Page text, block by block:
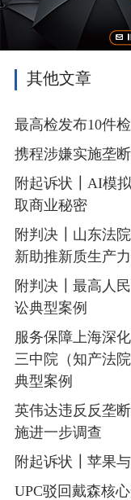
其他文章
最高检发布10件
携程涉嫌实施垄
附起诉状┃AI模
取商业秘密
附判决┃山东法
新助推新质生产
附判决┃最高人
讼典型案例
服务保障上海深
三中院（知产法
典型案例
英伟达违反反垄
施进一步调查
附起诉状┃苹果
UPC驳回戴森核